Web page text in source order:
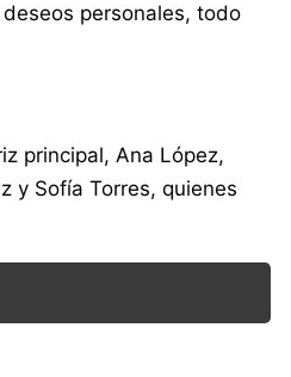
personales, todo
principal, Ana López,
y Sofía Torres, quienes